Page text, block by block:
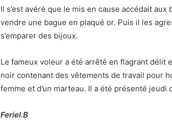
Il s’est avéré que le mis en cause accédait
vendre une bague en plaqué or. Puis il les
s’emparer des bijoux.
Le fameux voleur a été arrêté en flagrant délit
noir contenant des vêtements de travail pour
femme et d’un marteau. Il a été présenté
Feriel.B